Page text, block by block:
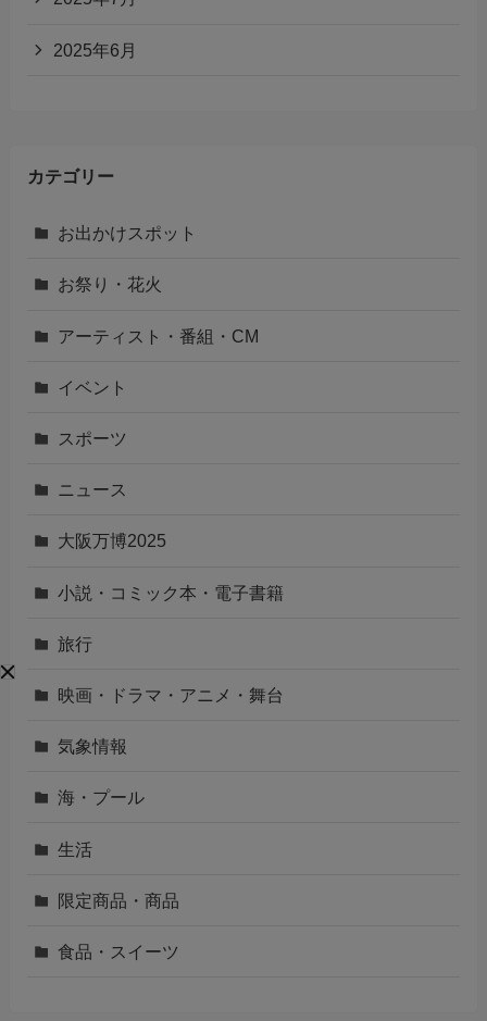
2025年6月
カテゴリー
お出かけスポット
お祭り・花火
アーティスト・番組・CM
イベント
スポーツ
ニュース
大阪万博2025
小説・コミック本・電子書籍
旅行
映画・ドラマ・アニメ・舞台
気象情報
海・プール
生活
限定商品・商品
食品・スイーツ